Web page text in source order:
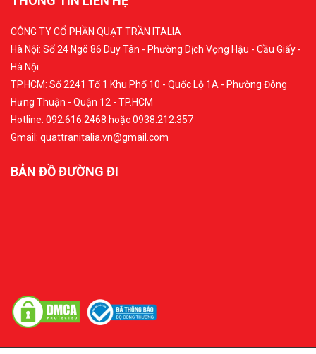
CÔNG TY CỔ PHẦN QUẠT TRẦN ITALIA
Hà Nội: Số 24 Ngõ 86 Duy Tân - Phường Dịch Vọng Hậu - Cầu Giấy -
Hà Nội.
TP.HCM: Số 2241 Tổ 1 Khu Phố 10 - Quốc Lộ 1A - Phường Đông
Hưng Thuận - Quận 12 - TP.HCM
Hotline: 092.616.2468 hoặc 0938.212.357
Gmail: quattranitalia.vn@gmail.com
BẢN ĐỒ ĐƯỜNG ĐI